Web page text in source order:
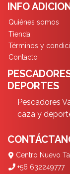
INFO
Quiénes somos
Tienda
Términos y
Contacto
DEPORTES
Pescadores
caza y
Centro Nuevo
+56 632249777